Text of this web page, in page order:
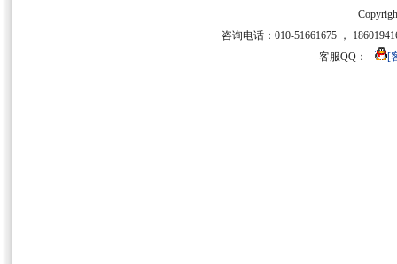
咨询电话：010-51661675 ，
客服QQ：
[